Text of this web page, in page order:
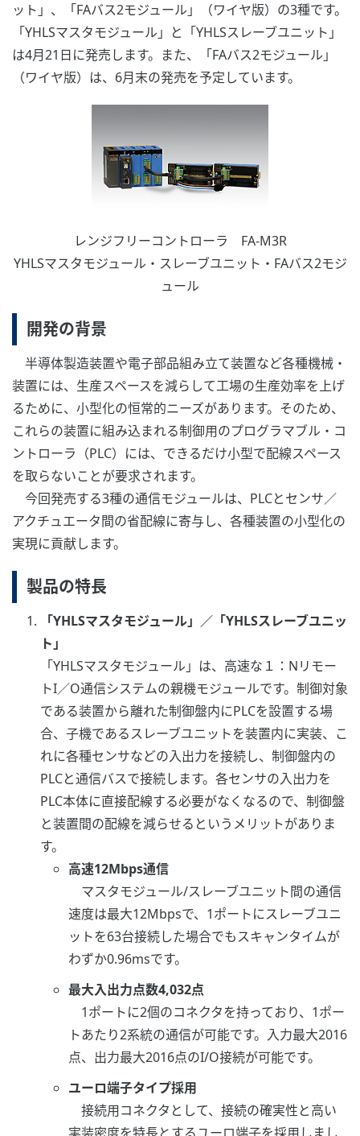
ット」、「FAバス2モジュール」（ワイヤ版）の3種です。
「YHLSマスタモジュール」と「YHLSスレーブユニット」
は4月21日に発売します。また、「FAバス2モジュール」
（ワイヤ版）は、6月末の発売を予定しています。
レンジフリーコントローラ FA-M3R
YHLSマスタモジュール・スレーブユニット・FAバス2モジ
ュール
開発の背景
半導体製造装置や電子部品組み立て装置など各種機械・
装置には、生産スペースを減らして工場の生産効率を上げ
るために、小型化の恒常的ニーズがあります。そのため、
これらの装置に組み込まれる制御用のプログラマブル・コ
ントローラ（PLC）には、できるだけ小型で配線スペース
を取らないことが要求されます。
今回発売する3種の通信モジュールは、PLCとセンサ／
アクチュエータ間の省配線に寄与し、各種装置の小型化の
実現に貢献します。
製品の特長
「YHLSマスタモジュール」／「YHLSスレーブユニッ
ト」
「YHLSマスタモジュール」は、高速な１：Nリモー
トI／O通信システムの親機モジュールです。制御対象
である装置から離れた制御盤内にPLCを設置する場
合、子機であるスレーブユニットを装置内に実装、こ
れに各種センサなどの入出力を接続し、制御盤内の
PLCと通信バスで接続します。各センサの入出力を
PLC本体に直接配線する必要がなくなるので、制御盤
と装置間の配線を減らせるというメリットがありま
す。
高速12Mbps通信
マスタモジュール/スレーブユニット間の通信
速度は最大12Mbpsで、1ポートにスレーブユニ
ットを63台接続した場合でもスキャンタイムが
わずか0.96msです。
最大入出力点数4,032点
1ポートに2個のコネクタを持っており、1ポー
トあたり2系統の通信が可能です。入力最大2016
点、出力最大2016点のI/O接続が可能です。
ユーロ端子タイプ採用
接続用コネクタとして、接続の確実性と高い